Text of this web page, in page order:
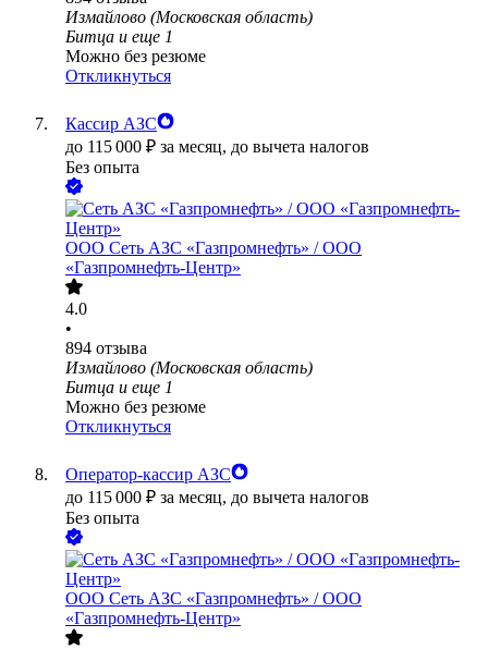
Измайлово (Московская область)
Битца и еще 1
Можно без резюме
Откликнуться
Кассир АЗС
до 115 000 ₽ за месяц, до вычета налогов
Без опыта
ООО Сеть АЗС «Газпромнефть» / ООО
«Газпромнефть-Центр»
4.0
•
894 отзыва
Измайлово (Московская область)
Битца и еще 1
Можно без резюме
Откликнуться
Оператор-кассир АЗС
до 115 000 ₽ за месяц, до вычета налогов
Без опыта
ООО Сеть АЗС «Газпромнефть» / ООО
«Газпромнефть-Центр»